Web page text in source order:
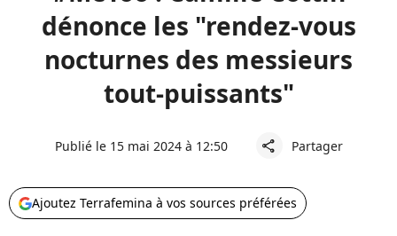
dénonce les "rendez-vous
nocturnes des messieurs
tout-puissants"
Publié le 15 mai 2024 à 12:50 share Partager
Ajoutez Terrafemina à vos sources préférées